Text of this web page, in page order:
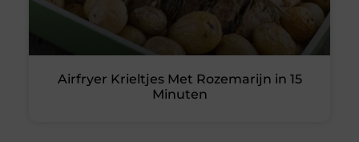
Airfryer Krieltjes Met Rozemarijn in 15
Minuten